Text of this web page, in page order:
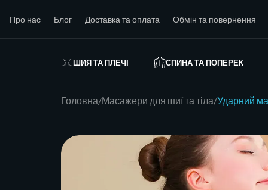
Про нас Блог Доставка та оплата Обмін та повернення
ШИЯ ТА ПЛЕЧІ СПИНА ТА ПОПЕРЕК
Головна Масажери для шиї та тіла Ударний